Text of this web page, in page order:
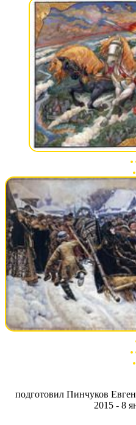
подготовил Пинчуков
2015 - 8